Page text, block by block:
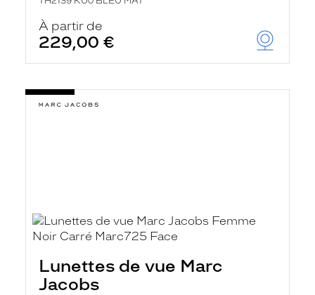
À partir de
229,00 €
Lunettes de vue Marc
Jacobs